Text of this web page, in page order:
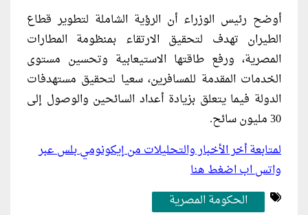
أوضح رئيس الوزراء أن الرؤية الشاملة لتطوير قطاع
الطيران تهدف لتحقيق الارتقاء بمنظومة المطارات
المصرية، ورفع طاقتها الاستيعابية وتحسين مستوى
الخدمات المقدمة للمسافرين، سعيا لتحقيق مستهدفات
الدولة فيما يتعلق بزيادة أعداد السائحين والوصول إلى
30 مليون سائح.
لمتابعة أخر الأخبار والتحليلات من إيكونومي بلس عبر
واتس اب اضغط هنا
الحكومة المصرية